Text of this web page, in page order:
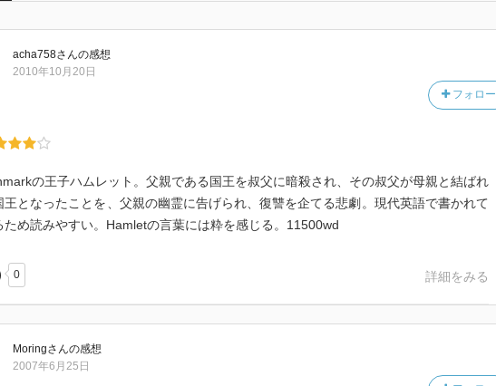
acha758さんの感想
フォロー
2010年10月20日
の王子ハムレット。父親である国王を叔父に暗殺され、その叔父が母親と結ばれ
王となったことを、父親の幽霊に告げられ、復讐を企てる悲劇。現代英語で書かれて
ため読みやすい。Hamletの言葉には粋を感じる。11500wd
0 詳細をみる
Moringさんの感想
2007年6月25日